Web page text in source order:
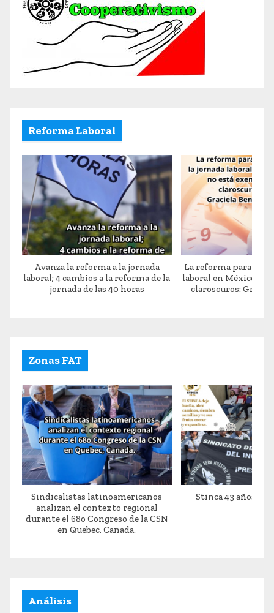
Reforma Laboral
Avanza la reforma a la jornada
laboral; 4 cambios a la reforma de la
jornada de las 40 horas
La reforma para
laboral en México no
claroscuros:
Zonas FAT
Sindicalistas latinoamericanos
analizan el contexto regional
durante el 68o Congreso de la CSN
en Quebec, Canada.
Stinca 43 años de
Análisis